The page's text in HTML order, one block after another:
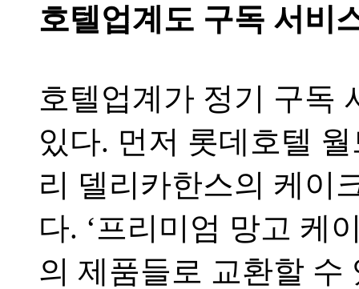
호텔업계도 구독 서비
호텔업계가 정기 구독
있다. 먼저 롯데호텔
리 델리카한스의 케이
다. ‘프리미엄 망고 케
의 제품들로 교환할 수